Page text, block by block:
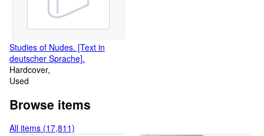
Studies of Nudes. [Text in
deutscher Sprache].
Hardcover
Used
Browse items
All items (17,811)